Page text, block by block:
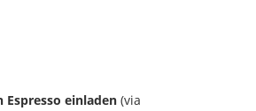
einladen (via